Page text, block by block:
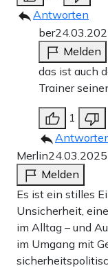
Antworten
ber
Melden
das ist auch
Trainer
1
Merlin
Melden
Es ist ein stilles
Unsicherheit,
im Alltag – und
im Umgang mit